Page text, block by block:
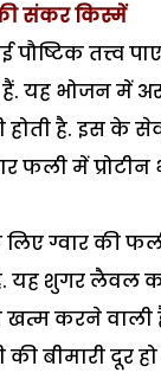
संकर किस्में
तत्त्व
यह भोजन में
होती है. इस के
फली में प्रोटीन
ग्वार की
शुगर लैवल को
खत्म करने वाली
बीमारी दूर